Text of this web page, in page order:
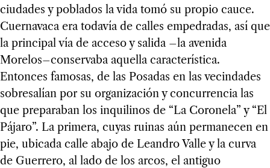
ciudades y poblados la vida tomó su propio cauce.
Cuernavaca era todavía de calles empedradas, así que
la principal vía de acceso y salida –la avenida
Morelos–conservaba aquella característica.
Entonces famosas, de las Posadas en las vecindades
sobresalían por su organización y concurrencia las
que preparaban los inquilinos de “La Coronela” y “El
Pájaro”. La primera, cuyas ruinas aún permanecen en
pie, ubicada calle abajo de Leandro Valle y la curva
de Guerrero, al lado de los arcos, el antiguo